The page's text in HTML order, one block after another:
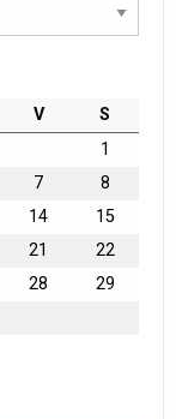
V
S
1
7
8
14
15
21
22
28
29